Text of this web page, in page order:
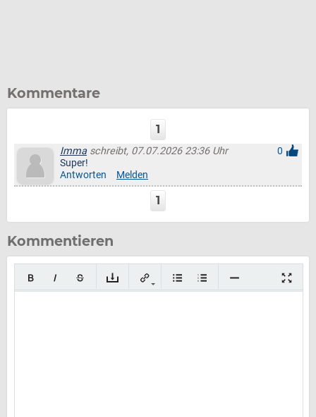
Kommentare
1
Imma schreibt, 07.07.2026 23:36 Uhr
0
Super!
Antworten
Melden
1
Kommentieren